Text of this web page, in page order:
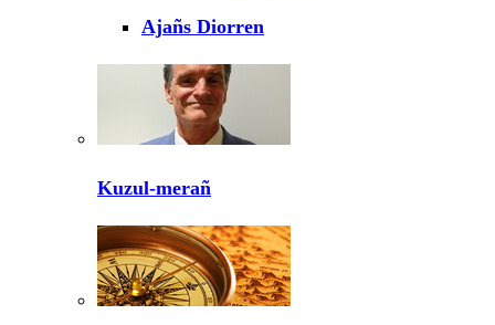
Ajañs Diorren
Kuzul-merañ